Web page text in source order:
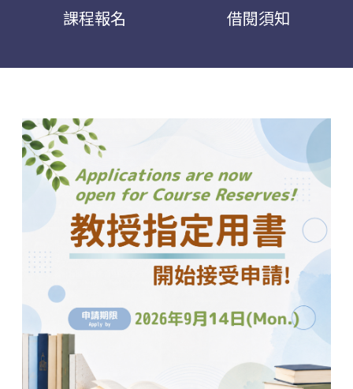
課程報名 借閱須知